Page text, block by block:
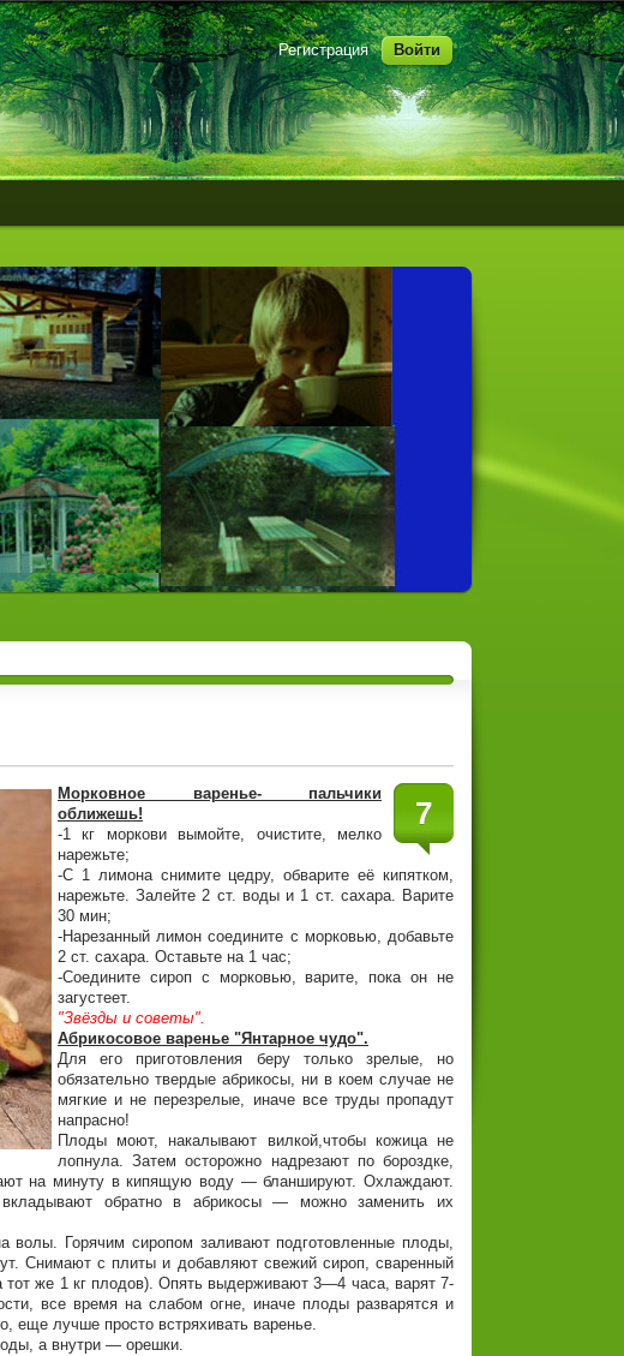
Регистрация Войти
7
Морковное варенье- пальчики
оближешь!
-1 кг моркови вымойте, очистите, мелко
нарежьте;
-С 1 лимона снимите цедру, обварите её кипятком,
нарежьте. Залейте 2 ст. воды и 1 ст. сахара. Варите
30 мин;
-Нарезанный лимон соедините с морковью, добавьте
2 ст. сахара. Оставьте на 1 час;
-Соедините сироп с морковью, варите, пока он не
загустеет.
"Звёзды и советы".
Абрикосовое варенье "Янтарное чудо".
Для его приготовления беру только зрелые, но
обязательно твердые абрикосы, ни в коем случае не
мягкие и не перезрелые, иначе все труды пропадут
напрасно!
Плоды моют, накалывают вилкой,чтобы кожица не
лопнула. Затем осторожно надрезают по бороздке,
на минуту в кипящую воду — бланшируют. Охлаждают.
обратно в абрикосы — можно заменить их
волы. Горячим сиропом заливают подготовленные плоды,
Снимают с плиты и добавляют свежий сироп, сваренный
тот же 1 кг плодов). Опять выдерживают 3—4 часа, варят 7-
все время на слабом огне, иначе плоды разварятся и
еще лучше просто встряхивать варенье.
а внутри — орешки.